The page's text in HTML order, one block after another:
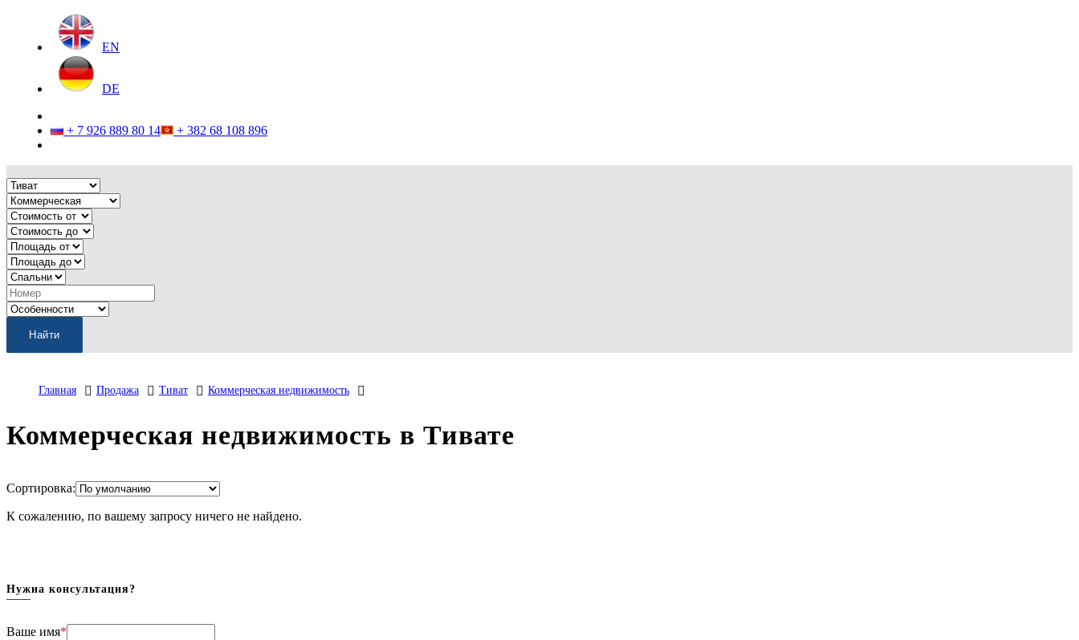
EN
DE
+ 7 926 889 80 14 + 382 68 108 896
Главная Продажа Тиват Коммерческая недвижимость
Коммерческая недвижимость в Тивате
Сортировка:
К сожалению, по вашему запросу ничего не найдено.
Нужна консультация?
Ваше имя*